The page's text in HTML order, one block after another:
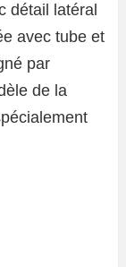
détail latéral
avec tube et
par
de la